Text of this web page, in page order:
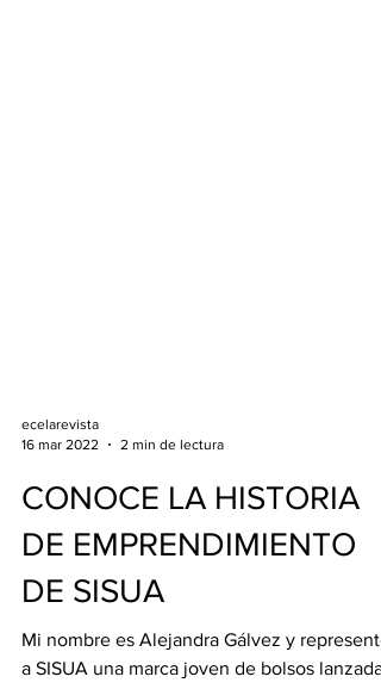
CONOCE LA HISTORIA
DE EMPRENDIMIENTO
Mi nombre es Alejandra Gálvez y represento